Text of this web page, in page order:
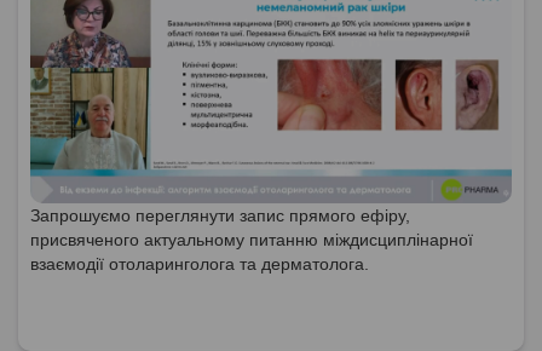
Запрошуємо переглянути запис прямого ефіру,
присвяченого актуальному питанню міждисциплінарної
взаємодії отоларинголога та дерматолога.